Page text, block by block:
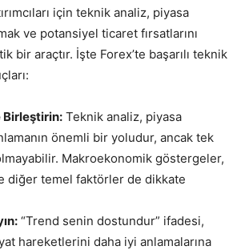
için teknik analiz, piyasa
ve potansiyel ticaret fırsatlarını
bir araçtır. İşte Forex’te başarılı teknik
Birleştirin: Teknik analiz, piyasa
önemli bir yoludur, ancak tek
Makroekonomik göstergeler,
diğer temel faktörler de dikkate
“Trend senin dostundur” ifadesi,
hareketlerini daha iyi anlamalarına